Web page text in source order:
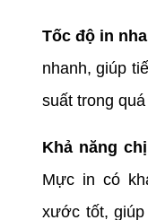
Tốc độ in
nhanh, giúp
suất trong
Khả năng
Mực in có
xước tốt,